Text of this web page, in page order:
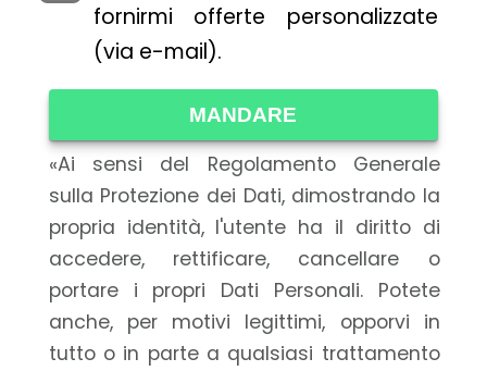
fornirmi offerte personalizzate
(via e-mail).
MANDARE
«Ai sensi del Regolamento Generale
sulla Protezione dei Dati, dimostrando la
propria identità, l'utente ha il diritto di
accedere, rettificare, cancellare o
portare i propri Dati Personali. Potete
anche, per motivi legittimi, opporvi in
tutto o in parte a qualsiasi trattamento